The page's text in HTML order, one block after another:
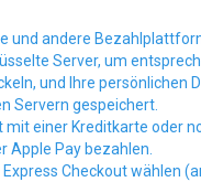
und andere
Server, um
und Ihre persönlichen
Servern gespeichert.
mit einer Kreditkarte oder
Apple Pay bezahlen.
Express Checkout wählen